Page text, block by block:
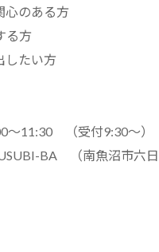
心のある方
る方
したい方
～11:30 （受付9:30～）
BA （南魚沼市六日